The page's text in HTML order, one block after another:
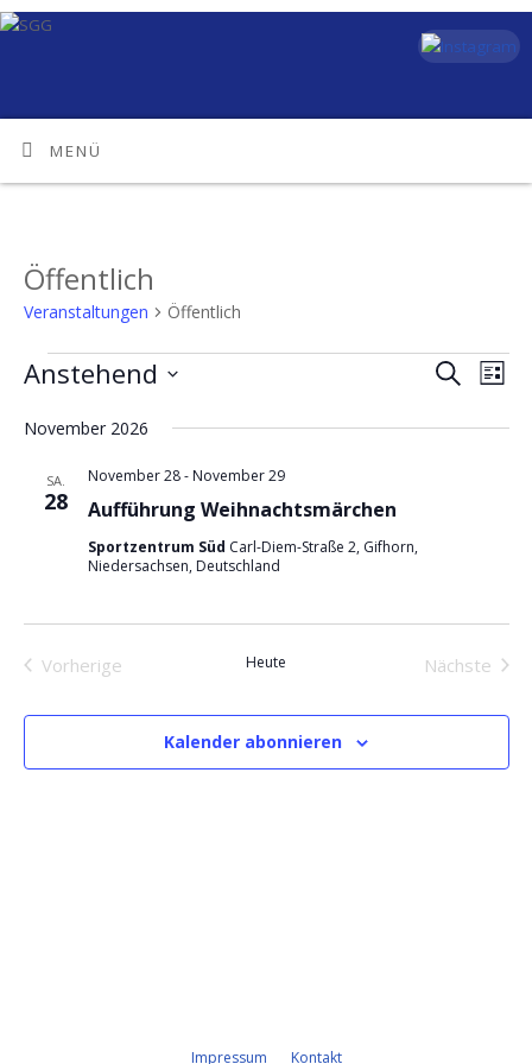
MENÜ
Öffentlich
Veranstaltungen Öffentlich
SucheListe
Anstehend
wählen.
November 2026
SA.
28 Aufführung Weihnachtsmärchen
November 28- November 29
Sportzentrum Süd Carl-Diem-Straße 2, Gifhorn,
Niedersachsen, Deutschland
Vorherige
Heute
Nächste
Kalender abonnieren
Impressum Kontakt